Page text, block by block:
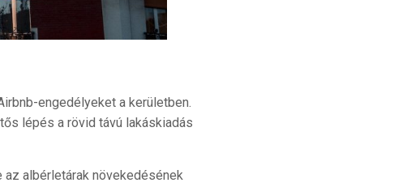
engedélyeket a kerületben.
lépés a rövid távú lakáskiadás
albérletárak növekedésének